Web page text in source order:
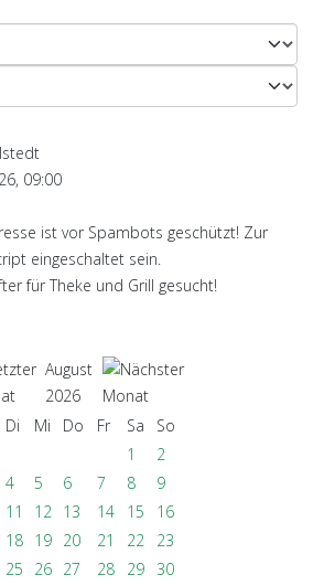
09:00
ist vor Spambots geschützt! Zur
eingeschaltet sein.
für Theke und Grill gesucht!
August
2026
Di Mi Do Fr Sa
So
1
2
4 5 6 7 8
9
11 12 13 14 15
16
18 19 20 21 22
23
25 26 27 28 29
30